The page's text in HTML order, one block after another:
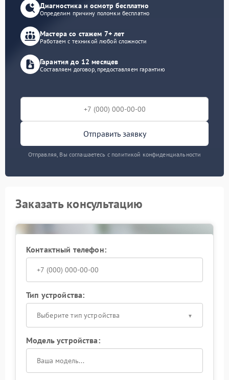
Диагностика и осмотр бесплатно
Определим причину поломки бесплатно
Мастера со стажем 7+ лет
Работаем с техникой любой сложности
Гарантия до 12 месяцев
Составляем договор, предоставляем гарантию
Отправить заявку
Отправляя, Вы соглашаетесь с политикой конфиденциальности
Заказать консультацию
Контактный телефон:
Тип устройства:
Выберите тип устройства
Модель устройства: